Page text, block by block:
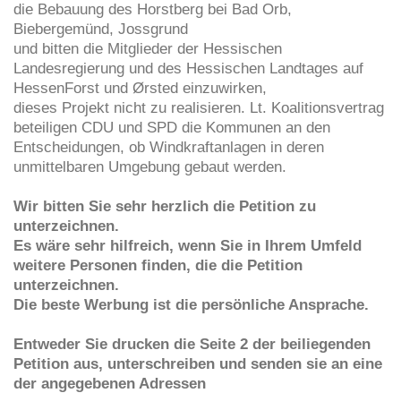
die Bebauung des Horstberg bei Bad Orb,
Biebergemünd, Jossgrund
und bitten die Mitglieder der Hessischen
Landesregierung und des Hessischen Landtages auf
HessenForst und Ørsted einzuwirken,
dieses Projekt nicht zu realisieren. Lt. Koalitionsvertrag
beteiligen CDU und SPD die Kommunen an den
Entscheidungen, ob Windkraftanlagen in deren
unmittelbaren Umgebung gebaut werden.
Wir bitten Sie sehr herzlich die Petition zu
unterzeichnen.
Es wäre sehr hilfreich, wenn Sie in Ihrem Umfeld
weitere Personen finden, die die Petition
unterzeichnen.
Die beste Werbung ist die persönliche Ansprache.
Entweder Sie drucken die Seite 2 der beiliegenden
Petition aus, unterschreiben und senden sie an eine
der angegebenen Adressen